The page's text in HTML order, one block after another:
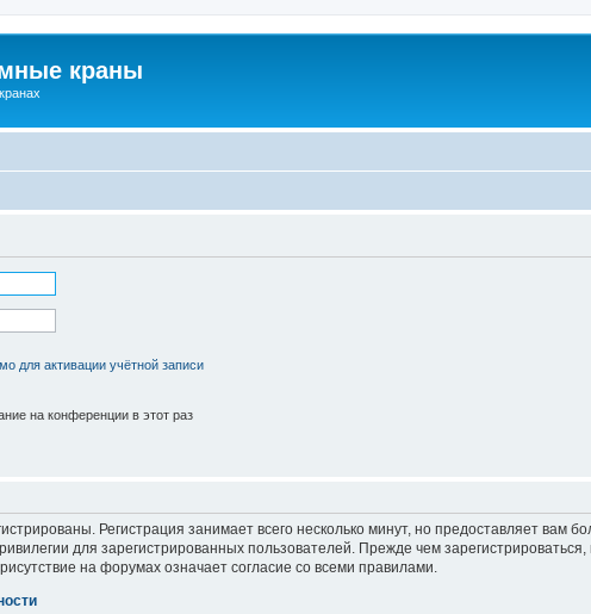
краны
для активации учётной записи
на конференции в этот раз
Регистрация занимает всего несколько минут, но предоставляет вам
для зарегистрированных пользователей. Прежде чем
на форумах означает согласие со всеми правилами.